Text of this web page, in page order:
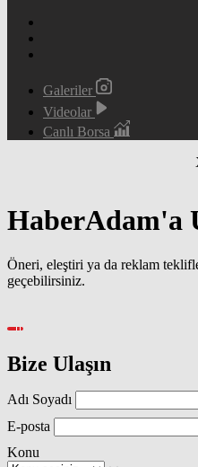
Galeriler
Videolar
Canlı Borsa
HaberAdam'a
Öneri, eleştiri ya da reklam
geçebilirsiniz.
Bize Ulaşın
Adı Soyadı
E-posta
Konu